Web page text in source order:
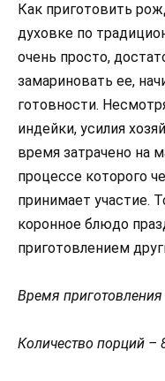
Как приготовить
духовке по
очень просто,
замариновать ее,
готовности.
индейки, усилия
время затрачено на
процессе которого
принимает участие.
коронное блюдо
приготовлением
Время приготовления
Количество порций –